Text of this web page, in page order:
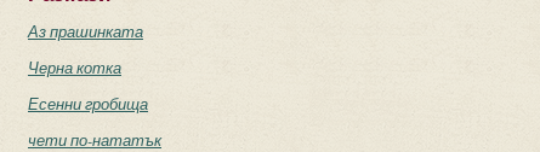
Аз прашинката
Черна котка
Есенни гробища
чети по-нататък